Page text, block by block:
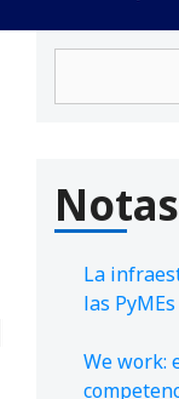
La
las
We work: